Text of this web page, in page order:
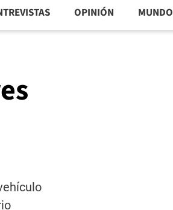
OPINIÓN MUNDO